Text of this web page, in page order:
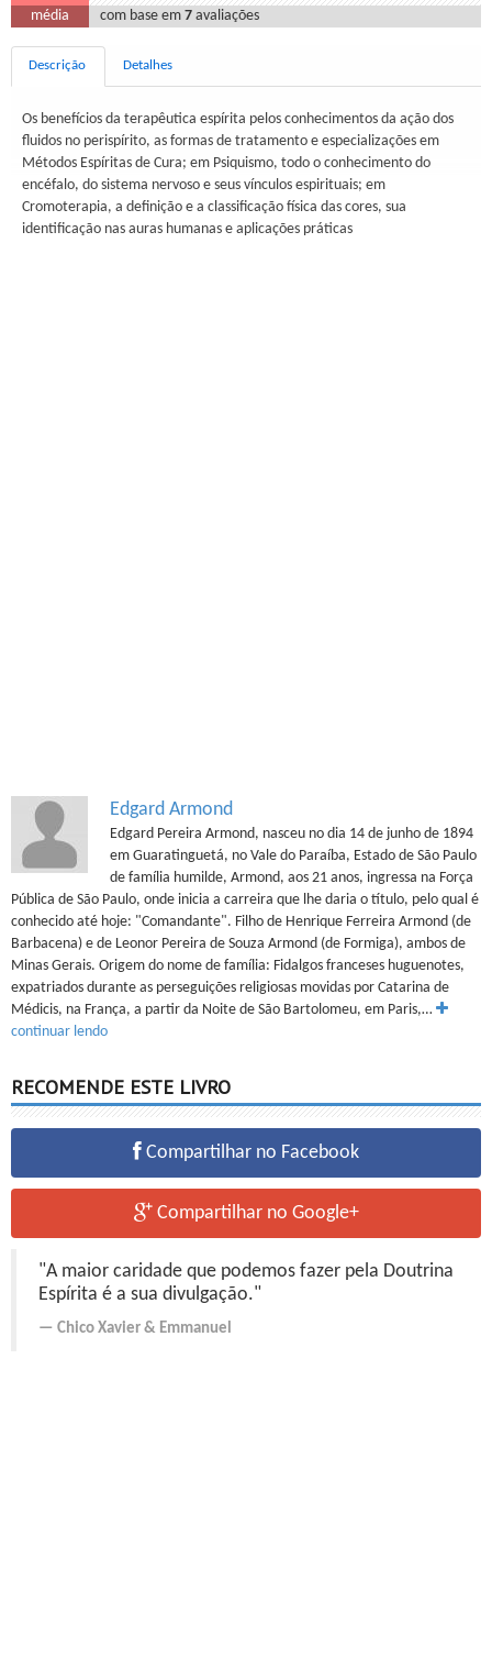
média com base em7 avaliações
Descrição Detalhes
Os benefícios da terapêutica espírita pelos conhecimentos da ação dos
fluidos no perispírito, as formas de tratamento e especializações em
Métodos Espíritas de Cura; em Psiquismo, todo o conhecimento do
encéfalo, do sistema nervoso e seus vínculos espirituais; em
Cromoterapia, a definição e a classificação física das cores, sua
identificação nas auras humanas e aplicações práticas
Edgard Armond
Edgard Pereira Armond, nasceu no dia 14 de junho de 1894
em Guaratinguetá, no Vale do Paraíba, Estado de São Paulo
de família humilde, Armond, aos 21 anos, ingressa na Força
Pública de São Paulo, onde inicia a carreira que lhe daria o título, pelo qual é
conhecido até hoje: "Comandante". Filho de Henrique Ferreira Armond (de
Barbacena) e de Leonor Pereira de Souza Armond (de Formiga), ambos de
Minas Gerais. Origem do nome de família: Fidalgos franceses huguenotes,
expatriados durante as perseguições religiosas movidas por Catarina de
Médicis, na França, a partir da Noite de São Bartolomeu, em Paris,…
continuar lendo
RECOMENDE ESTE LIVRO
Compartilhar no Facebook
Compartilhar no Google+
"A maior caridade que podemos fazer pela Doutrina
Espírita é a sua divulgação."
Chico Xavier & Emmanuel